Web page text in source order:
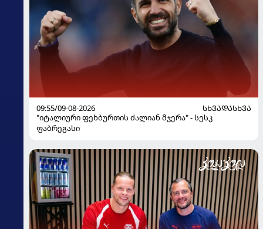
09:55/09-08-2026
ᲡᲮᲕᲐᲓᲐᲡᲮᲕᲐ
"იტალიური ფეხბურთის ძალიან მჯერა" - სესკ
ფაბრეგასი